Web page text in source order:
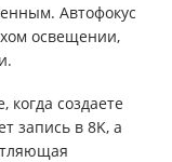
Автофокус
освещении,
когда создаете
запись в 8K, а